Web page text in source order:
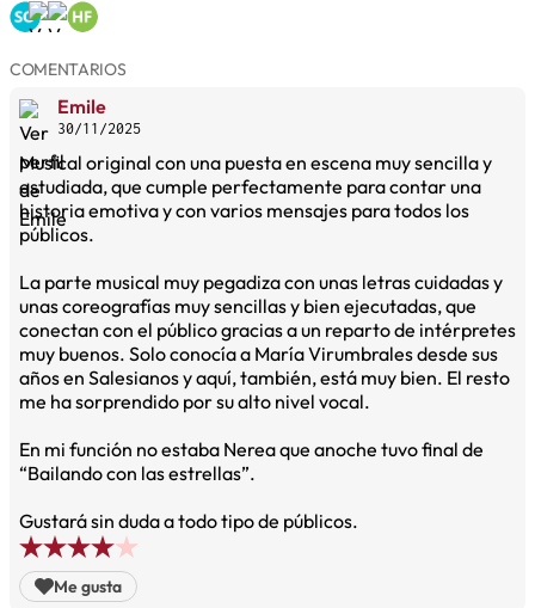
COMENTARIOS
Emile
30/11/2025
Musical original con una puesta en escena muy sencilla y
estudiada, que cumple perfectamente para contar una
historia emotiva y con varios mensajes para todos los
públicos.
La parte musical muy pegadiza con unas letras cuidadas y
unas coreografías muy sencillas y bien ejecutadas, que
conectan con el público gracias a un reparto de intérpretes
muy buenos. Solo conocía a María Virumbrales desde sus
años en Salesianos y aquí, también, está muy bien. El resto
me ha sorprendido por su alto nivel vocal.
En mi función no estaba Nerea que anoche tuvo final de
“Bailando con las estrellas”.
Gustará sin duda a todo tipo de públicos.
Me gusta